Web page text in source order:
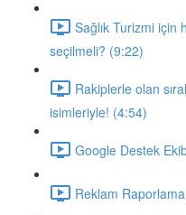
Sağlık Turizmi
seçilmeli? (9:22)
Rakiplerle olan
isimleriyle! (4:54)
Google Destek
Reklam